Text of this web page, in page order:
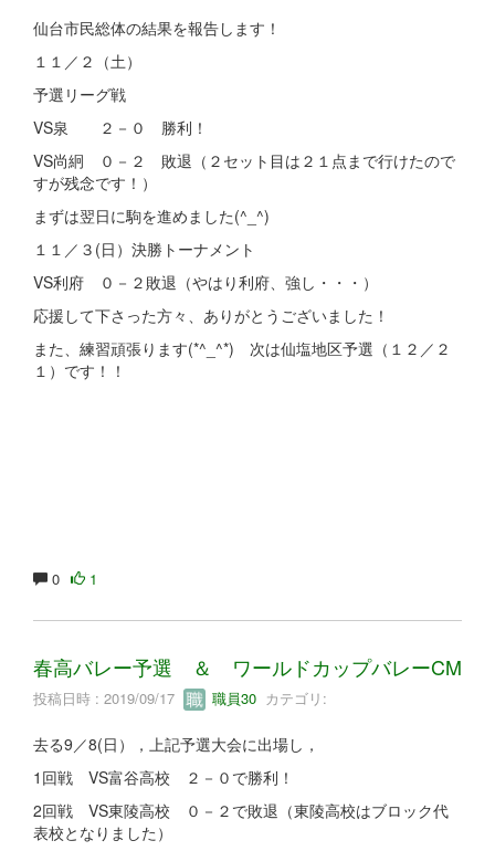
仙台市民総体の結果を報告します！
１１／２（土）
予選リーグ戦
VS泉 ２－０ 勝利！
VS尚絅 ０－２ 敗退（２セット目は２１点まで行けたので
すが残念です！）
まずは翌日に駒を進めました(^_^)
１１／３(日）決勝トーナメント
VS利府 ０－２敗退（やはり利府、強し・・・）
応援して下さった方々、ありがとうございました！
また、練習頑張ります(*^_^*) 次は仙塩地区予選（１２／２
１）です！！
0 1
春高バレー予選 ＆ ワールドカップバレーCM
投稿日時 : 2019/09/17 職員30 カテゴリ:
去る9／8(日），上記予選大会に出場し，
1回戦 VS富谷高校 ２－０で勝利！
2回戦 VS東陵高校 ０－２で敗退（東陵高校はブロック代
表校となりました）